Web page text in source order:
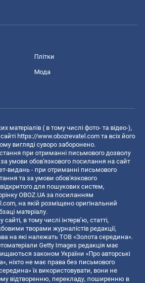
Плітки
Мода
матеріалів ( в тому числі фото- та відео-),
https://www.obozrevatel.com та всіх його
вигляді суворо заборонено.
при отриманні письмового дозволу
за умови обов'язкового посилання на сайт
видань - при отриманні письмового
та за умови обов'язкового
для пошукових систем,
OBOZ.UA за посиланням
, на якій розміщено оригінальний
матеріалу.
в тому числі інтерв’ю, статті,
творами журналістів редакції,
на які належать ТОВ «Золота середина».
Getty Images редакція має
законом України «Про авторські
ніхто не має права без письмового
їх використовувати, вони не
відтворенню, перекладу, поширенню в